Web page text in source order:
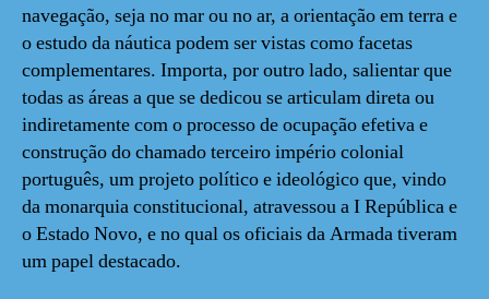
navegação, seja no mar ou no ar, a orientação em terra e
o estudo da náutica podem ser vistas como facetas
complementares. Importa, por outro lado, salientar que
todas as áreas a que se dedicou se articulam direta ou
indiretamente com o processo de ocupação efetiva e
construção do chamado terceiro império colonial
português, um projeto político e ideológico que, vindo
da monarquia constitucional, atravessou a I República e
o Estado Novo, e no qual os oficiais da Armada tiveram
um papel destacado.